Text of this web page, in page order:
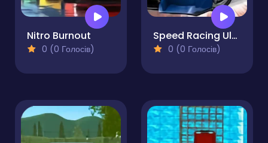
Nitro Burnout
0 (0 Голосів)
Speed Racing Ultimate 5
0 (0 Голосів)